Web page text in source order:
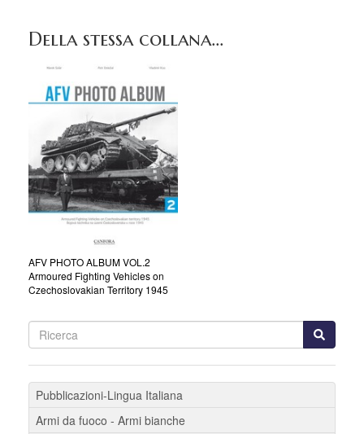
Della stessa collana...
AFV PHOTO ALBUM VOL.2
Armoured Fighting Vehicles on
Czechoslovakian Territory 1945
Pubblicazioni-Lingua Italiana
Armi da fuoco - Armi bianche